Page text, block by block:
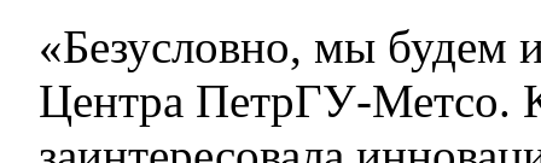
«Безусловно, мы будем
Центра ПетрГУ-Метсо.